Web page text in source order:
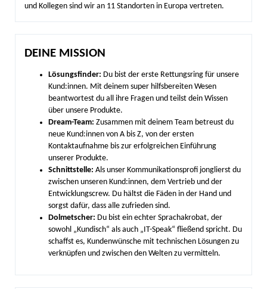
und Kollegen sind wir an 11 Standorten in Europa vertreten.
DEINE MISSION
Lösungsfinder: Du bist der erste Rettungsring für unsere
Kund:innen. Mit deinem super hilfsbereiten Wesen
beantwortest du all ihre Fragen und teilst dein Wissen
über unsere Produkte.
Dream-Team: Zusammen mit deinem Team betreust du
neue Kund:innen von A bis Z, von der ersten
Kontaktaufnahme bis zur erfolgreichen Einführung
unserer Produkte.
Schnittstelle: Als unser Kommunikationsprofi jonglierst du
zwischen unseren Kund:innen, dem Vertrieb und der
Entwicklungscrew. Du hältst die Fäden in der Hand und
sorgst dafür, dass alle zufrieden sind.
Dolmetscher: Du bist ein echter Sprachakrobat, der
sowohl „Kundisch“ als auch „IT-Speak“ fließend spricht. Du
schaffst es, Kundenwünsche mit technischen Lösungen zu
verknüpfen und zwischen den Welten zu vermitteln.